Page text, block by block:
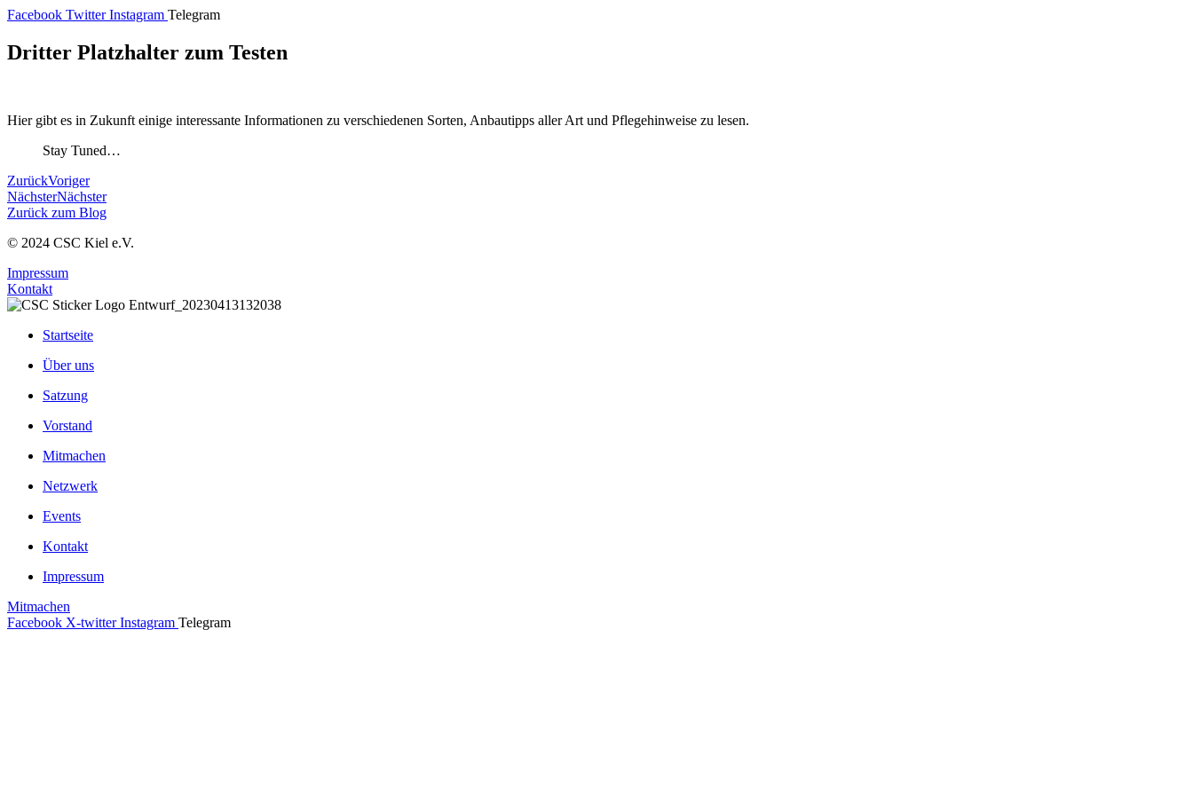
Zum
springen
Facebook Twitter Instagram Telegram
Dritter Platzhalter zum Testen
Hier gibt es in Zukunft einige interessante Informationen zu verschiedenen Sorten, Anbautipps aller Art und Pflegehinweise zu lesen.
Stay Tuned…
ZurückVoriger
NächsterNächster
Zurück zum Blog
© 2024 CSC Kiel e.V.
Impressum
Kontakt
Startseite
Über uns
Satzung
Vorstand
Mitmachen
Netzwerk
Events
Kontakt
Impressum
Mitmachen
Facebook X-twitter Instagram Telegram